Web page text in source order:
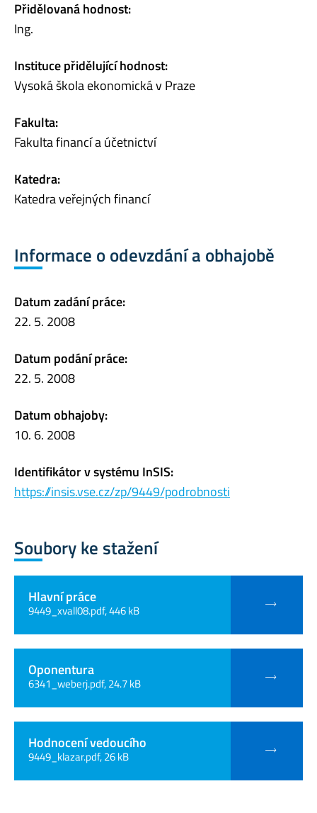
Přidělovaná hodnost:
Ing.
Instituce přidělující hodnost:
Vysoká škola ekonomická v Praze
Fakulta:
Fakulta financí a účetnictví
Katedra:
Katedra veřejných financí
Informace o odevzdání a obhajobě
Datum zadání práce:
22. 5. 2008
Datum podání práce:
22. 5. 2008
Datum obhajoby:
10. 6. 2008
Identifikátor v systému InSIS:
https://insis.vse.cz/zp/9449/podrobnosti
Soubory ke stažení
Hlavní práce
9449_xvall08.pdf, 446 kB
Oponentura
6341_weberj.pdf, 24.7 kB
Hodnocení vedoucího
9449_klazar.pdf, 26 kB